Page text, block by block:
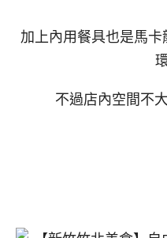
加上內用餐具也是馬
不過店內空間不